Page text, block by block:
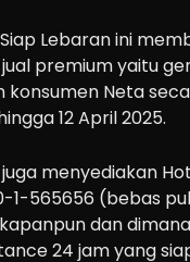
Lebaran ini
premium yaitu
konsumen Neta
12 April 2025.
menyediakan
1-565656 (bebas
dan
24 jam yang